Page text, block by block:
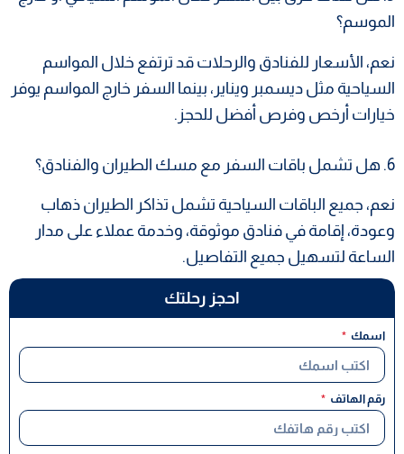
احجز رحلتك
اسمك
رقم الهاتف
الموسم؟
نعم، الأسعار للفنادق والرحلات قد ترتفع خلال المواسم
السياحية مثل ديسمبر ويناير، بينما السفر خارج المواسم يوفر
خيارات أرخص وفرص أفضل للحجز.
6. هل تشمل باقات السفر مع مسك الطيران والفنادق؟
نعم، جميع الباقات السياحية تشمل تذاكر الطيران ذهاب
وعودة، إقامة في فنادق موثوقة، وخدمة عملاء على مدار
الساعة لتسهيل جميع التفاصيل.